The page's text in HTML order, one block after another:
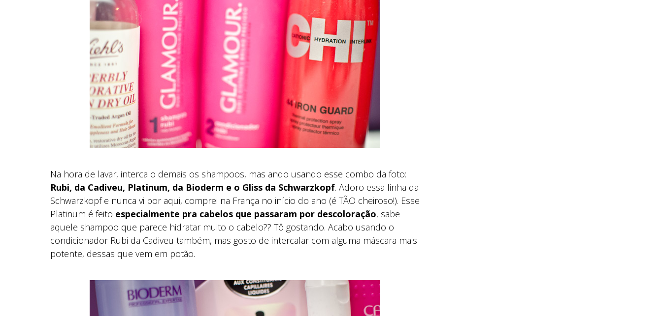
Na hora de lavar, intercalo demais os shampoos, mas ando usando esse combo da foto:
Rubi, da Cadiveu, Platinum, da Bioderm e o Gliss da Schwarzkopf. Adoro essa linha da
Schwarzkopf e nunca vi por aqui, comprei na França no início do ano (é TÃO cheiroso!). Esse
Platinum é feito especialmente pra cabelos que passaram por descoloração, sabe
aquele shampoo que parece hidratar muito o cabelo?? Tô gostando. Acabo usando o
condicionador Rubi da Cadiveu também, mas gosto de intercalar com alguma máscara mais
potente, dessas que vem em potão.